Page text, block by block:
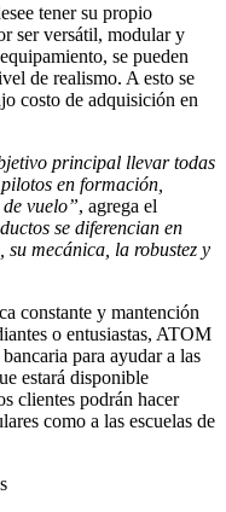
tener su propio
ser versátil, modular y
se pueden
de realismo. A esto se
costo de adquisición en
principal llevar todas
en formación,
vuelo”, agrega el
se diferencian en
su mecánica, la robustez y
constante y mantención
o entusiastas, ATOM
para ayudar a las
estará disponible
clientes podrán hacer
como a las escuelas de